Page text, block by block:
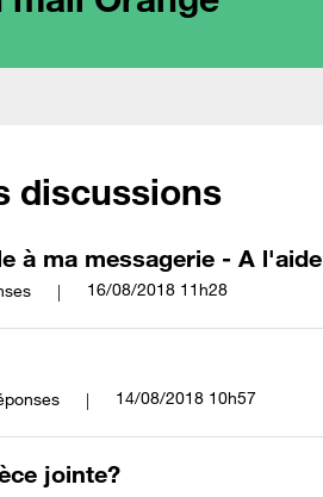
discussions
à ma messagerie - A l'aide
‎16/08/2018 11h28
‎14/08/2018 10h57
jointe?